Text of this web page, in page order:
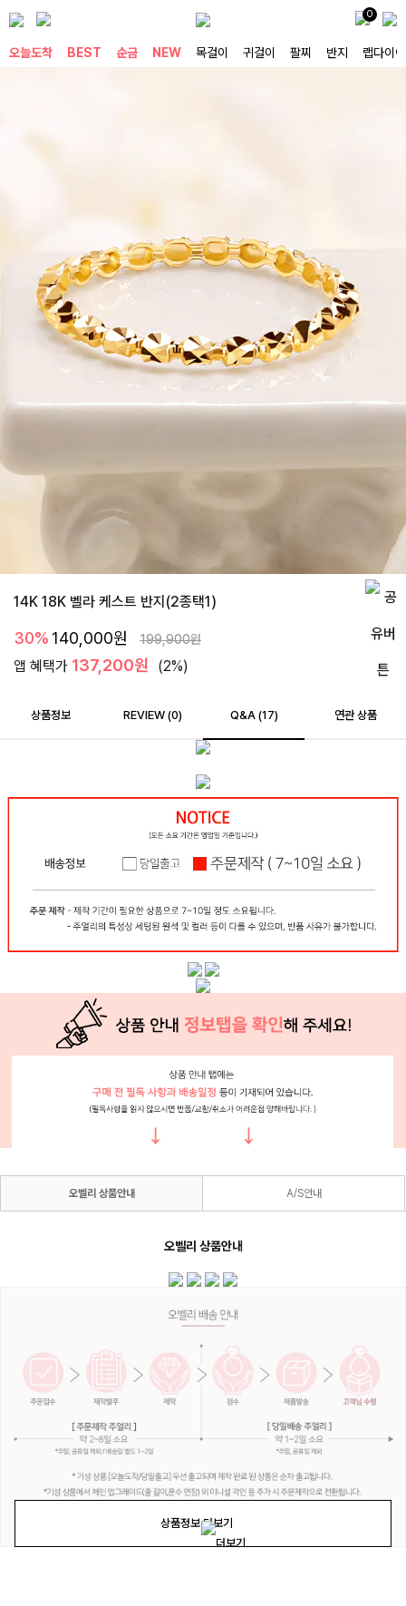
0
오늘도착 BEST 순금 NEW 목걸이 귀걸이 팔찌 반지 랩다이아
14K 18K 벨라 케스트 반지(2종택1)
30% 140,000원 199,900원
앱 혜택가 137,200원 (2%)
상품정보 REVIEW (0) Q&A (17) 연관 상품
상품정보 더보기
오벨리 상품안내 A/S안내
오벨리 상품안내